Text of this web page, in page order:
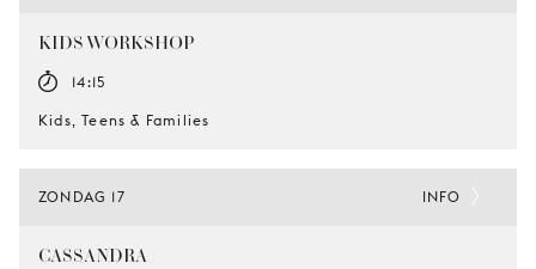
KIDS WORKSHOP
14:15
Kids, Teens & Families
ZONDAG 17
CASSANDRA
INFO